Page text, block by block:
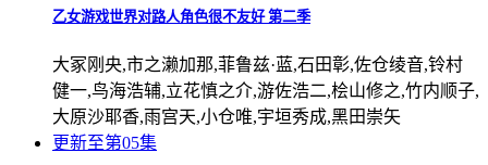
乙女游戏世界对路人角色很不友好 第二季
大冢刚央,市之濑加那,菲鲁兹·蓝,石田彰,佐仓绫音,铃村
健一,鸟海浩辅,立花慎之介,游佐浩二,桧山修之,竹内顺子,
大原沙耶香,雨宫天,小仓唯,宇垣秀成,黑田崇矢
更新至第05集